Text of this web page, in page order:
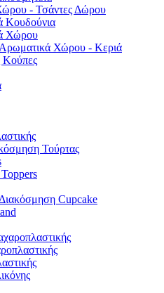
- Τσάντες Δώρου
Κουδούνια
Χώρου
Αρωματικά Χώρου - Κεριά
Κούπες
Τούρτας
Cupcake